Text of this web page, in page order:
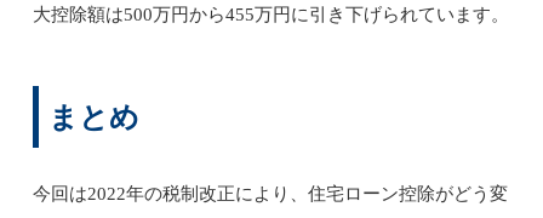
大控除額は500万円から455万円に引き下げられています。
まとめ
今回は2022年の税制改正により、住宅ローン控除がどう変